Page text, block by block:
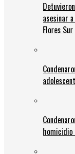
asesinar
Flores Sur
homicidio